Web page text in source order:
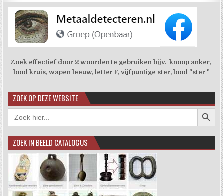
Zoek effectief door 2 woorden te gebruiken bijv. knoop anker,
lood kruis, wapen leeuw, letter F, vijfpuntige ster, lood "ster "
ZOEK OP DEZE WEBSITE
Zoek
naar:
ZOEK IN BEELD CATALOGUS